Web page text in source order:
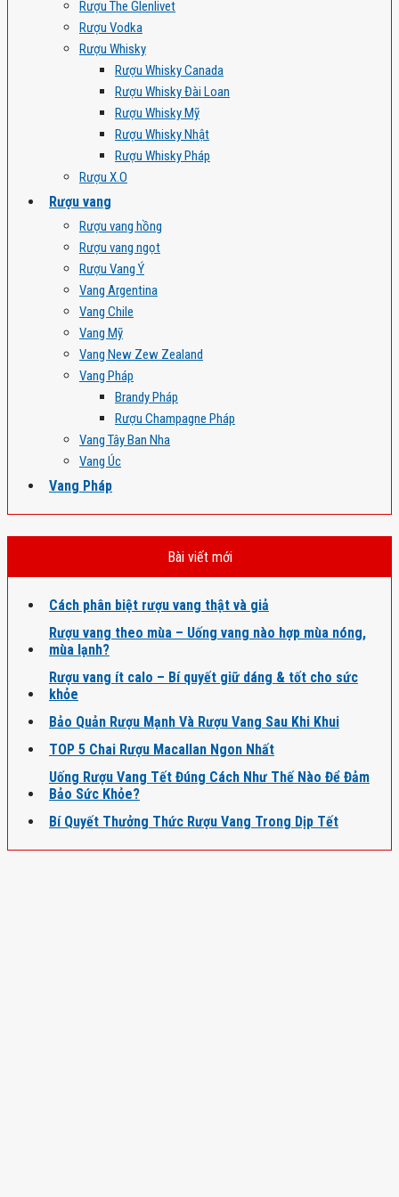
Rượu The Glenlivet
Rượu Vodka
Rượu Whisky
Rượu Whisky Canada
Rượu Whisky Đài Loan
Rượu Whisky Mỹ
Rượu Whisky Nhật
Rượu Whisky Pháp
Rượu X.O
Rượu vang
Rượu vang hồng
Rượu vang ngọt
Rượu Vang Ý
Vang Argentina
Vang Chile
Vang Mỹ
Vang New Zew Zealand
Vang Pháp
Brandy Pháp
Rượu Champagne Pháp
Vang Tây Ban Nha
Vang Úc
Vang Pháp
Bài viết mới
Cách phân biệt rượu vang thật và giả
Rượu vang theo mùa – Uống vang nào hợp mùa nóng,
mùa lạnh?
Rượu vang ít calo – Bí quyết giữ dáng & tốt cho sức
khỏe
Bảo Quản Rượu Mạnh Và Rượu Vang Sau Khi Khui
TOP 5 Chai Rượu Macallan Ngon Nhất
Uống Rượu Vang Tết Đúng Cách Như Thế Nào Để Đảm
Bảo Sức Khỏe?
Bí Quyết Thưởng Thức Rượu Vang Trong Dịp Tết